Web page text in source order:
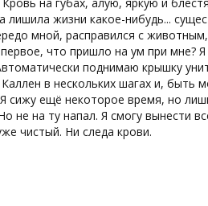
лишила жизни какое-нибудь...
мной, расправился с
что пришло на ум при мне?
поднимаю крышку
в нескольких шагах и,
сижу ещё некоторое время, но
не на ту напал. Я смогу вынести
чистый. Ни следа крови.